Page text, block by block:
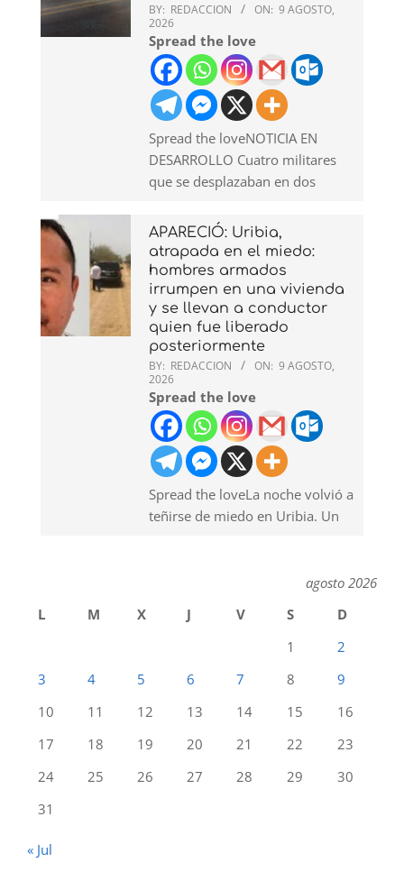
BY: REDACCION ON: 9 AGOSTO,
2026
Spread the love
Spread the loveNOTICIA EN
DESARROLLO Cuatro militares
que se desplazaban en dos
APARECIÓ: Uribia,
atrapada en el miedo:
hombres armados
irrumpen en una vivienda
y se llevan a conductor
quien fue liberado
posteriormente
BY: REDACCION ON: 9 AGOSTO,
2026
Spread the love
Spread the loveLa noche volvió a
teñirse de miedo en Uribia. Un
agosto 2026
L
M X J V S
D
1
2
3
4 5 6 7 8
9
10
11 12 13 14 15
16
17
18 19 20 21 22
23
24
25 26 27 28 29
30
31
« Jul